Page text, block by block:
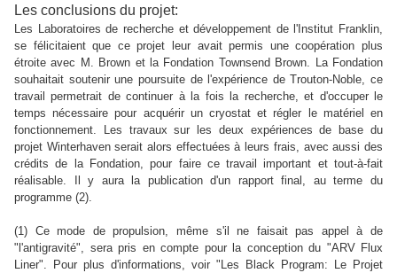
Les conclusions du projet:
Les Laboratoires de recherche et développement de l'Institut Franklin,
se félicitaient que ce projet leur avait permis une coopération plus
étroite avec M. Brown et la Fondation Townsend Brown. La Fondation
souhaitait soutenir une poursuite de l'expérience de Trouton-Noble, ce
travail permetrait de continuer à la fois la recherche, et d'occuper le
temps nécessaire pour acquérir un cryostat et régler le matériel en
fonctionnement. Les travaux sur les deux expériences de base du
projet Winterhaven serait alors effectuées à leurs frais, avec aussi des
crédits de la Fondation, pour faire ce travail important et tout-à-fait
réalisable. Il y aura la publication d'un rapport final, au terme du
programme (2).
(1) Ce mode de propulsion, même s'il ne faisait pas appel à de
"l'antigravité", sera pris en compte pour la conception du "ARV Flux
Liner". Pour plus d'informations, voir "Les Black Program: Le Projet